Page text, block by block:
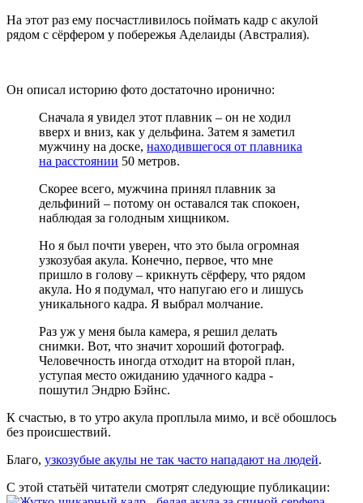
На этот раз ему посчастливилось поймать кадр с акулой
рядом с сёрфером у побережья Аделаиды (Австралия).
Он описал историю фото достаточно иронично:
Сначала я увидел этот плавник – он не ходил
вверх и вниз, как у дельфина. Затем я заметил
мужчину на доске, находившегося от плавника
на расстоянии 50 метров.
Скорее всего, мужчина принял плавник за
дельфиний – потому он оставался так спокоен,
наблюдая за голодным хищником.
Но я был почти уверен, что это была огромная
узкозубая акула. Конечно, первое, что мне
пришло в голову – крикнуть сёрферу, что рядом
акула. Но я подумал, что напугаю его и лишусь
уникального кадра. Я выбрал молчание.
Раз уж у меня была камера, я решил делать
снимки. Вот, что значит хороший фотограф.
Человечность иногда отходит на второй план,
уступая место ожиданию удачного кадра -
пошутил Эндрю Бэйнс.
К счастью, в то утро акула проплыла мимо, и всё обошлось
без происшествий.
Благо, узкозубые акулы не так часто нападают на людей.
С этой статьёй читатели смотрят следующие публикации: